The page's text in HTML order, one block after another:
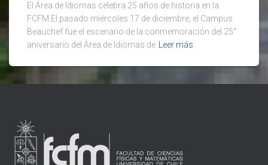
El Área de Idiomas celebra 25 años de historia en la
FCFM El pasado miércoles 17 de diciembre, el Campus
Beauchef fue el escenario de la conmemoración del 25°
aniversario del Área de Idiomas de Leer más